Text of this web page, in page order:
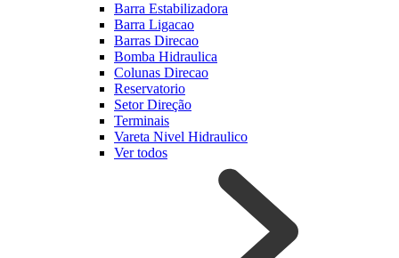
Barra Estabilizadora
Barra Ligacao
Barras Direcao
Bomba Hidraulica
Colunas Direcao
Reservatorio
Setor Direção
Terminais
Vareta Nivel Hidraulico
Ver todos